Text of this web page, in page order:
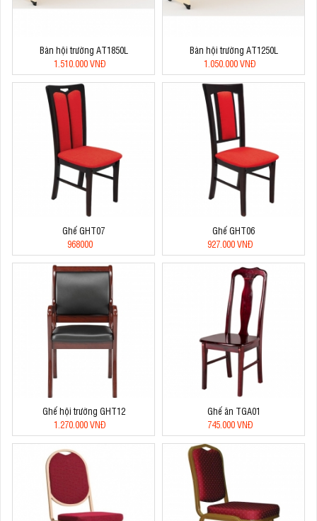
Bàn hội trường AT1850L
1.510.000 VNĐ
Bàn hội trường AT1250L
1.050.000 VNĐ
Ghế GHT07
968000
Ghế GHT06
927.000 VNĐ
Ghế hội trường GHT12
1.270.000 VNĐ
Ghế ăn TGA01
745.000 VNĐ